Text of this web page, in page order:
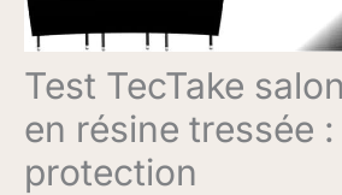
Test TecTake
en résine tressée
protection